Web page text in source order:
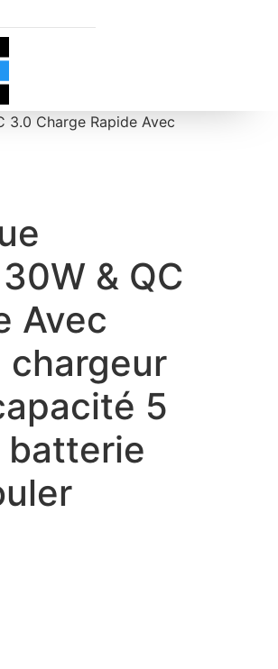
3.0 Charge Rapide Avec
& QC
Avec
chargeur
5